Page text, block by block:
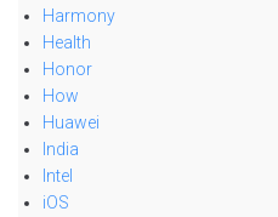
Harmony
Health
Honor
How
Huawei
India
Intel
iOS